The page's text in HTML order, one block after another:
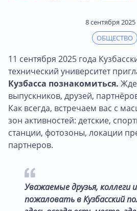
8 сентября 2025
ОБЩЕСТВО
11 сентября 2025 года
технический университет
Кузбасса познакомиться.
выпускников, друзей,
Как всегда, встречаем вас с
зон активностей: детские,
станции, фотозоны, локации
партнеров.
Уважаемые друзья, коллеги
пожаловать в Кузбасский